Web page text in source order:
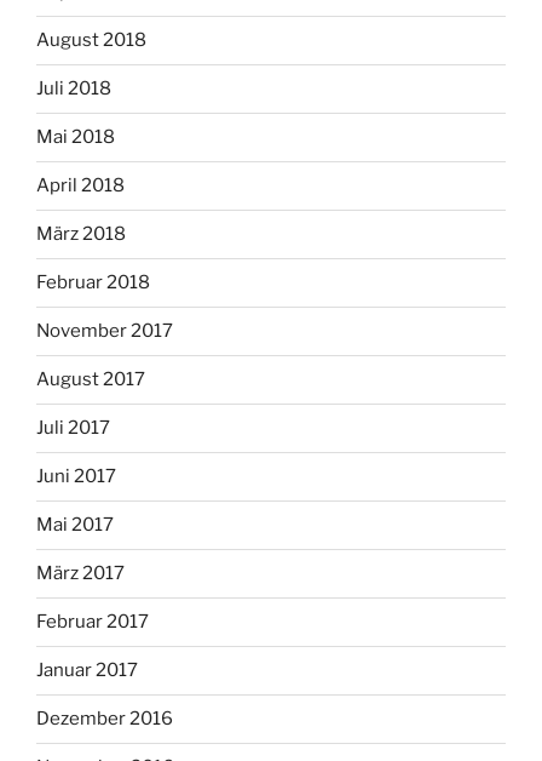
August 2018
Juli 2018
Mai 2018
April 2018
März 2018
Februar 2018
November 2017
August 2017
Juli 2017
Juni 2017
Mai 2017
März 2017
Februar 2017
Januar 2017
Dezember 2016